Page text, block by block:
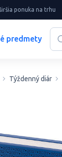
ponuka na trhu
predmety
Týždenný diár